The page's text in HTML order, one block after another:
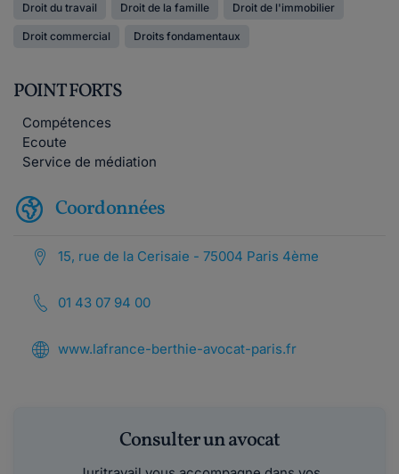
Droit du travail Droit de la famille Droit de l'immobilier
Droit commercial Droits fondamentaux
POINT FORTS
Compétences
Ecoute
Service de médiation
Coordonnées
15, rue de la Cerisaie - 75004 Paris 4ème
01 43 07 94 00
www.lafrance-berthie-avocat-paris.fr
Consulter un avocat